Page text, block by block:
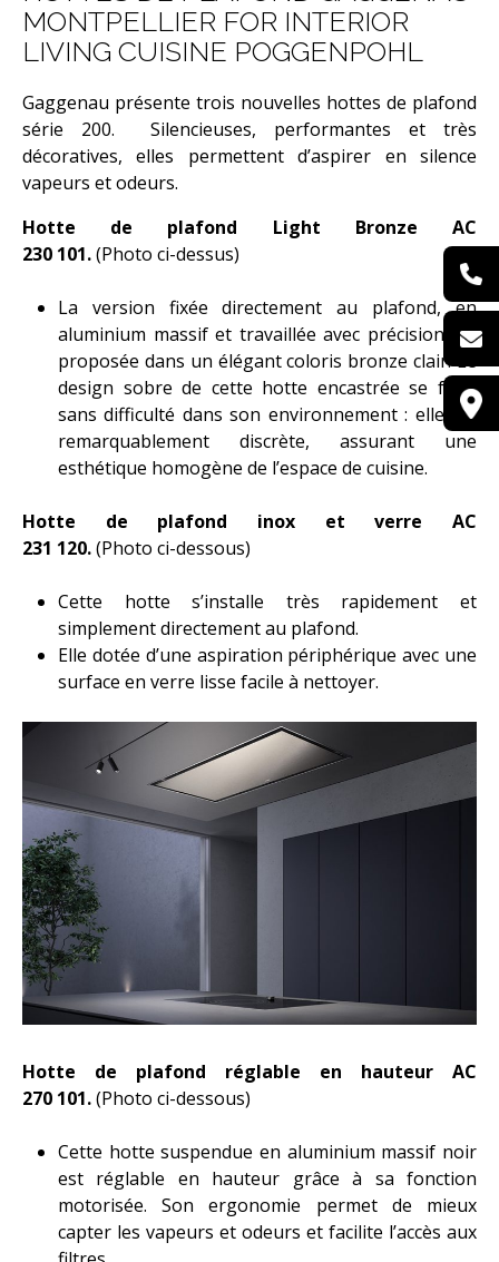
MONTPELLIER FOR INTERIOR
LIVING CUISINE POGGENPOHL
Gaggenau présente trois nouvelles hottes de plafond
série 200. Silencieuses, performantes et très
décoratives, elles permettent d’aspirer en silence
vapeurs et odeurs.
Hotte de plafond Light Bronze AC
230 101.(Photo ci-dessus)
La version fixée directement au plafond, en
aluminium massif et travaillée avec précision est
proposée dans un élégant coloris bronze clair. Le
design sobre de cette hotte encastrée se fond
sans difficulté dans son environnement : elle est
remarquablement discrète, assurant une
esthétique homogène de l’espace de cuisine.
Hotte de plafond inox et verre AC
231 120.(Photo ci-dessous)
Cette hotte s’installe très rapidement et
simplement directement au plafond.
Elle dotée d’une aspiration périphérique avec une
surface en verre lisse facile à nettoyer.
Hotte de plafond réglable en hauteur AC
270 101.(Photo ci-dessous)
Cette hotte suspendue en aluminium massif noir
est réglable en hauteur grâce à sa fonction
motorisée. Son ergonomie permet de mieux
capter les vapeurs et odeurs et facilite l’accès aux
PARQUET BAUWERK
GRÈS CÉRAME MIRAGE
BÉTONS CIRÉS MERCADIER
TISSUS DEDAR
GREENE
MOBILIERS
CANAPÉS
CHAISES
ACTUALITÉS
CONTACT